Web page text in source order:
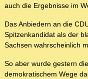
auch die Ergebnisse im
Das Anbiedern an die
Spitzenkandidat als der
Sachsen wahrscheinlich
So aber wurde gestern
demokratischem Wege